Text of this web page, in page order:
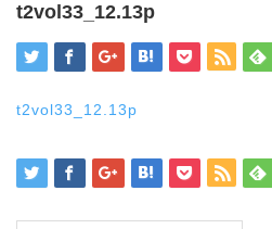
t2vol33_12.13p
t2vol33_12.13p